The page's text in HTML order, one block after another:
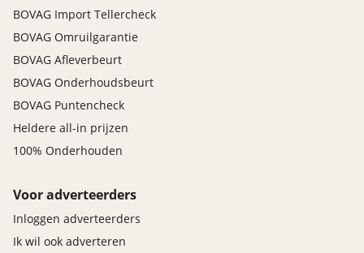
BOVAG Import Tellercheck
BOVAG Omruilgarantie
BOVAG Afleverbeurt
BOVAG Onderhoudsbeurt
BOVAG Puntencheck
Heldere all-in prijzen
100% Onderhouden
Voor adverteerders
Inloggen adverteerders
Ik wil ook adverteren